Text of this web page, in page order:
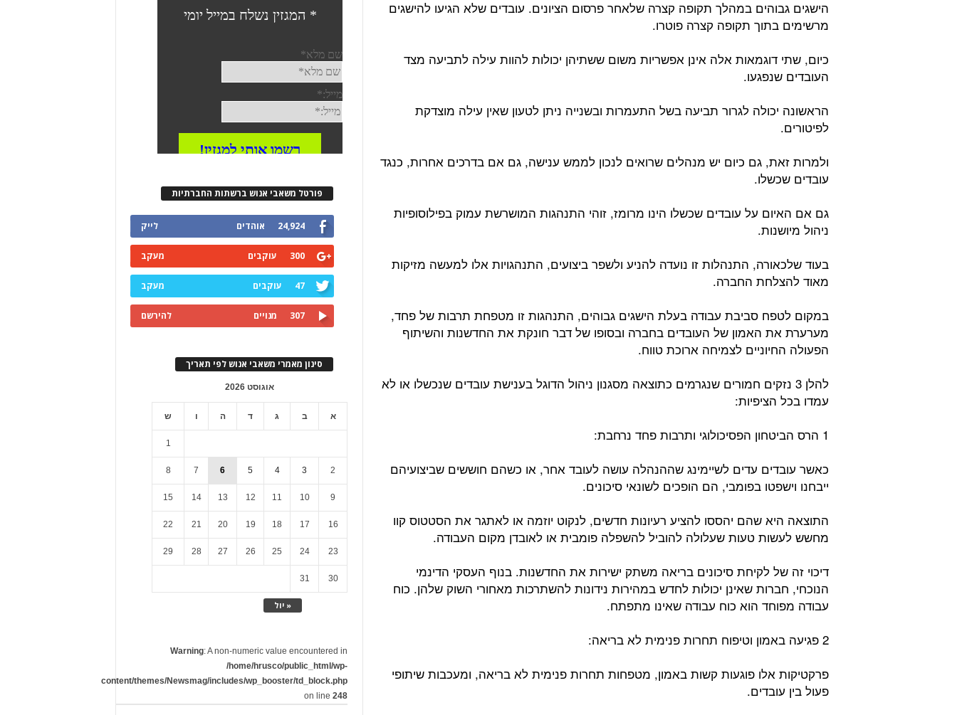
הישגים גבוהים במהלך תקופה קצרה שלאחר פרסום הציונים. עובדים שלא הגיעו להישגים
מרשימים בתוך תקופה קצרה פוטרו.
כיום, שתי דוגמאות אלה אינן אפשריות משום ששתיהן יכולות להוות עילה לתביעה מצד
העובדים שנפגעו.
הראשונה יכולה לגרור תביעה בשל התעמרות ובשנייה ניתן לטעון שאין עילה מוצדקת
לפיטורים.
ולמרות זאת, גם כיום יש מנהלים שרואים לנכון לממש ענישה, גם אם בדרכים אחרות, כנגד
עובדים שכשלו.
גם אם האיום על עובדים שכשלו הינו מרומז, זוהי התנהגות המושרשת עמוק בפילוסופיות
ניהול מיושנות.
בעוד שלכאורה, התנהלות זו נועדה להניע ולשפר ביצועים, התנהגויות אלו למעשה מזיקות
מאוד להצלחת החברה.
במקום לטפח סביבת עבודה בעלת הישגים גבוהים, התנהגות זו מטפחת תרבות של פחד,
מערערת את האמון של העובדים בחברה ובסופו של דבר חונקת את החדשנות והשיתוף
הפעולה החיוניים לצמיחה ארוכת טווח.
להלן 3 נזקים חמורים שנגרמים כתוצאה מסגנון ניהול הדוגל בענישת עובדים שנכשלו או לא
עמדו בכל הציפיות:
1 הרס הביטחון הפסיכולוגי ותרבות פחד נרחבת:
כאשר עובדים עדים לשיימינג שההנהלה עושה לעובד אחר, או כשהם חוששים שביצועיהם
ייבחנו וישפטו בפומבי, הם הופכים לשונאי סיכונים.
התוצאה היא שהם יהססו להציע רעיונות חדשים, לנקוט יוזמה או לאתגר את הסטטוס קוו
מחשש לעשות טעות שעלולה להוביל להשפלה פומבית או לאובדן מקום העבודה.
דיכוי זה של לקיחת סיכונים בריאה משתק ישירות את החדשנות. בנוף העסקי הדינמי
הנוכחי, חברות שאינן יכולות לחדש במהירות נידונות להשתרכות מאחורי השוק שלהן. כוח
עבודה מפוחד הוא כוח עבודה שאינו מתפתח.
2 פגיעה באמון וטיפוח תחרות פנימית לא בריאה:
פרקטיקות אלו פוגעות קשות באמון, מטפחות תחרות פנימית לא בריאה, ומעכבות שיתופי
פעול בין עובדים.
פורטל משאבי אנוש ברשתות החברתיות
24,924 אוהדים לייק
300 עוקבים מעקב
47 עוקבים מעקב
307 מנויים להירשם
סינון מאמרי משאבי אנוש לפי תאריך
אוגוסט 2026
א ב ג ד ה ו ש
« יול
1
2
3
4
5
6
7
8
9
10
11
12
13
14
15
16
17
18
19
20
21
22
23
24
25
26
27
28
29
30
31
Warning: A non-numeric value encountered in
/home/hrusco/public_html/wp-
content/themes/Newsmag/includes/wp_booster/td_block.php
on line248